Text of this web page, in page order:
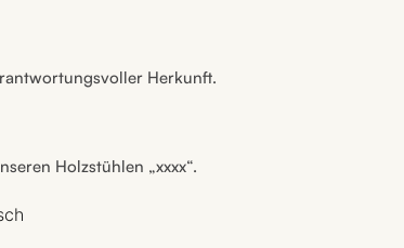
Herkunft.
Holzstühlen „xxxx“.